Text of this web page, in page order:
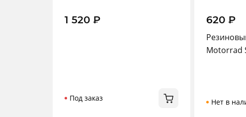
1 520 ₽
Под заказ
620 ₽
Motorrad
Нет в